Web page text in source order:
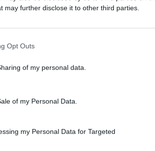
may further disclose it to other third parties.
Opt Outs
of my personal data.
of my Personal Data.
my Personal Data for Targeted